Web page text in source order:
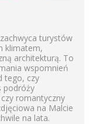
zachwyca turystów
klimatem,
architekturą. To
wspomnień
tego, czy
podróży
romantyczny
na Malcie
na lata.